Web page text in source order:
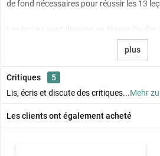
de fond nécessaires pour réussir les 13
Les leçons sont divisées en étapes faciles
pas seulement quelles tâches tu dois
elles sont importantes - chaque étape est
connaissances restent ancrées
Pour que tu puisses garder une vue
plus
Critiques
5
Lis, écris et discute des critiques...Mehr
Les clients ont également acheté